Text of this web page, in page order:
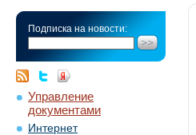
Подписка на новости:
Управление
документами
Интернет